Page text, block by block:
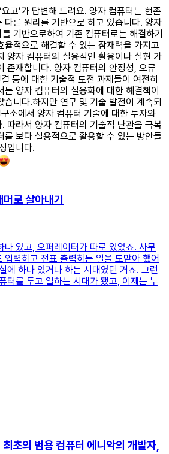
고’가 답변해 드려요. 양자 컴퓨터는 현존
다른 원리를 기반으로 하고 있습니다. 양자
기반으로하여 기존 컴퓨터로는 해결하기
율적으로 해결할 수 있는 잠재력을 가지고
양자 컴퓨터의 실용적인 활용이나 실현 가
존재합니다. 양자 컴퓨터의 안정성, 오류
등에 대한 기술적 도전 과제들이 여전히
양자 컴퓨터의 실용화에 대한 해결책이
니다.하지만 연구 및 기술 발전이 계속되
소에서 양자 컴퓨터 기술에 대한 투자와
따라서 양자 컴퓨터의 기술적 난관을 극복
를 보다 실용적으로 활용할 수 있는 방안들
입니다.
로 살아내기
나 있고, 오퍼레이터가 따로 있었죠. 사무
력하고 전표 출력하는 일을 도맡아 했어
에 하나 있거나 하는 시대였던 거죠. 그런
터를 두고 일하는 시대가 됐고, 이제는 누
초의 범용 컴퓨터 에니악의 개발자,